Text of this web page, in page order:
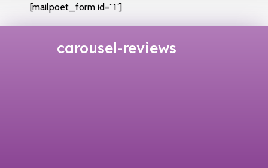
[mailpoet_form id=”1″]
carousel-reviews